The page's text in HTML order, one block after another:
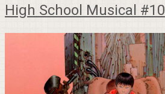
High School Musical #10